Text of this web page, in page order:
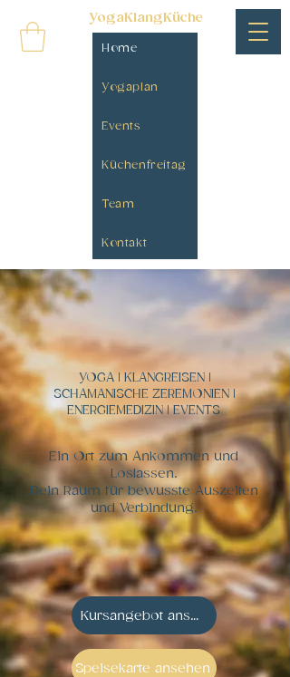
Home
Yogaplan
Events
Küchenfreitag
Team
Kontakt
YogaKlangKüche
YOGA | KLANGREISEN |
SCHAMANISCHE ZEREMONIEN |
ENERGIEMEDIZIN | EVENTS
Ein Ort zum Ankommen und
Loslassen.
Dein Raum für bewusste Auszeiten
und Verbindung.
Kursangebot ansehen
Speisekarte ansehen